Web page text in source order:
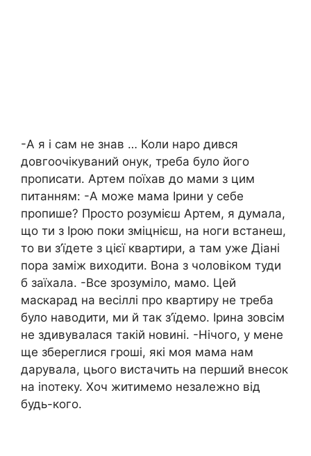
-А я і сам не знав … Коли наро дився
довгоочікуваний онук, треба було його
прописати. Артем поїхав до мами з цим
питанням: -А може мама Ірини у себе
пропише? Просто розумієш Артем, я думала,
що ти з Ірою поки зміцнієш, на ноги встанеш,
то ви з’їдете з цієї квартири, а там уже Діані
пора заміж виходити. Вона з чоловіком туди
б заїхала. -Все зрозуміло, мамо. Цей
маскарад на весіллі про квартиру не треба
було наводити, ми й так з’їдемо. Ірина зовсім
не здивувалася такій новині. -Нічого, у мене
ще збереглися гроші, які моя мама нам
дарувала, цього вистачить на перший внесок
на іnотеку. Хоч житимемо незалежно від
будь-кого.